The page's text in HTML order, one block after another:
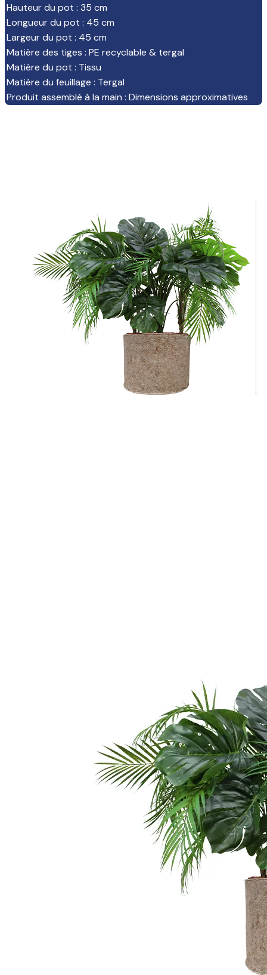
Hauteur du pot : 35 cm
Longueur du pot : 45 cm
Largeur du pot : 45 cm
Matière des tiges : PE recyclable & tergal
Matière du pot : Tissu
Matière du feuillage : Tergal
Produit assemblé à la main : Dimensions approximatives